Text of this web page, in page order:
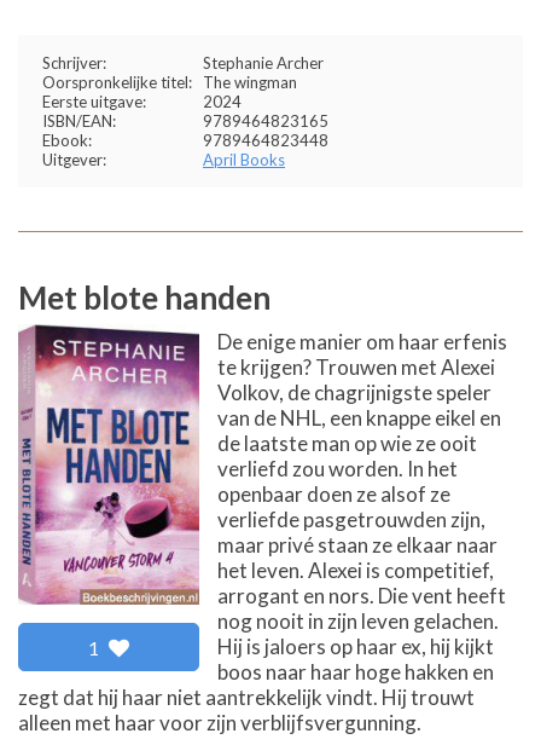
Schrijver:
Stephanie Archer
Oorspronkelijke titel:
The wingman
Eerste uitgave:
2024
ISBN/EAN:
9789464823165
Ebook:
9789464823448
Uitgever:
April Books
Met blote handen
1
De enige manier om haar erfenis
te krijgen? Trouwen met Alexei
Volkov, de chagrijnigste speler
van de NHL, een knappe eikel en
de laatste man op wie ze ooit
verliefd zou worden. In het
openbaar doen ze alsof ze
verliefde pasgetrouwden zijn,
maar privé staan ze elkaar naar
het leven. Alexei is competitief,
arrogant en nors. Die vent heeft
nog nooit in zijn leven gelachen.
Hij is jaloers op haar ex, hij kijkt
boos naar haar hoge hakken en
zegt dat hij haar niet aantrekkelijk vindt. Hij trouwt
alleen met haar voor zijn verblijfsvergunning.